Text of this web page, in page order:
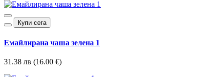
Купи сега
Емайлирана чаша зелена 1
31.38 лв (16.00 €)